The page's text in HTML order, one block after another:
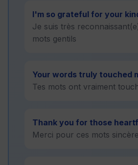
I'm so grateful for your
Je suis très
mots gentils
Your words truly touched
Tes mots ont vraiment
Thank you for those
Merci pour ces mots